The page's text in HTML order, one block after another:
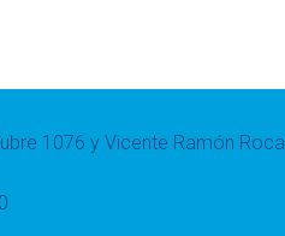
1076 y Vicente Ramón Roca